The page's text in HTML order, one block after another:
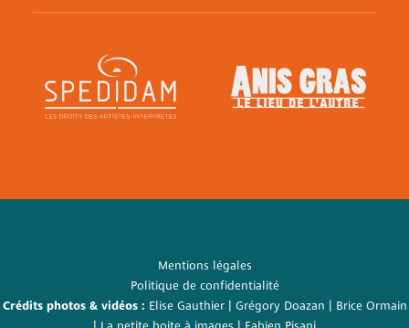
Mentions légales
Politique de confidentialité
Crédits photos & vidéos : Elise Gauthier| Grégory Doazan |
Brice Ormain